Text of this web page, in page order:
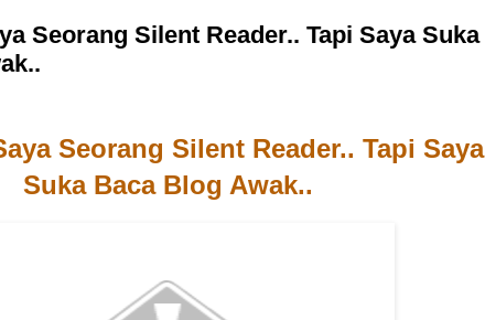
Seorang Silent Reader.. Tapi Saya Suka
Seorang Silent Reader.. Tapi Saya
Suka Baca Blog Awak..